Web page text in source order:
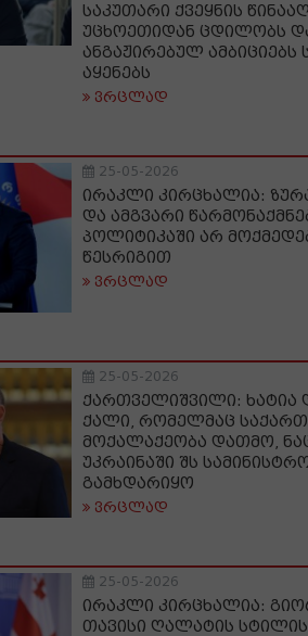
საკუთარი ქვეყნის
უცხოეთიდან ცდილობს
ანგაჟირებულ
აყენებს
ვრცლად
25-05-2026
ირაკლი კირცხალია:
და ამგვარი
პოლიტიკაში არ
წესრიგით
ვრცლად
25-05-2026
ქართველიშვილი: ხატია
ქალი, რომელმაც
მოქალაქეობა დათმო,
უკრაინაში შს
გამხდარიყო
ვრცლად
25-05-2026
ირაკლი კირცხალია:
თავისი ღალატის